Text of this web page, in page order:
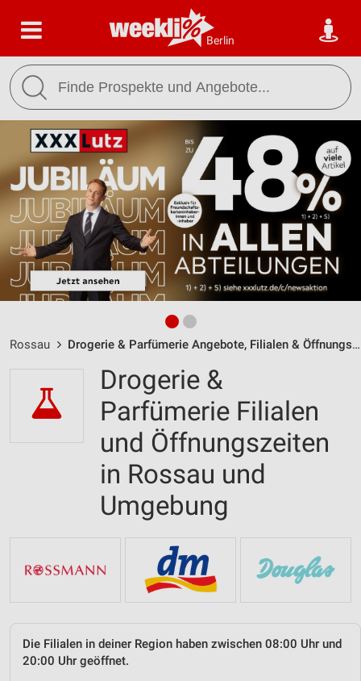
Berlin
Rossau Drogerie & Parfümerie Angebote, Filialen & Öffnungszeiten
Drogerie &
Parfümerie Filialen
und Öffnungszeiten
in Rossau und
Umgebung
Die Filialen in deiner Region haben zwischen 08:00 Uhr und
20:00 Uhr geöffnet.